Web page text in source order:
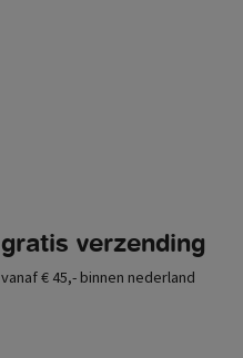
gratis verzending
vanaf € 45,- binnen nederland